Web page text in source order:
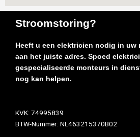
Stroomstoring?
Heeft u een elektricien nodig in uw
aan het juiste adres. Spoed
gespecialiseerde monteurs in
nog kan helpen.
KVK: 74995839
BTW-Nummer: NL463215370B02